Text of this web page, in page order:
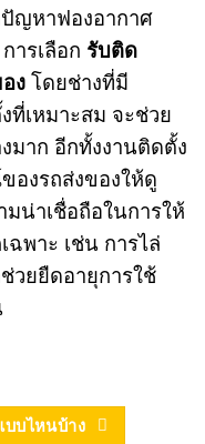
ปัญหาฟองอากาศ
ารเลือก รับติด
ง โดยช่างที่มี
เหมาะสม จะช่วย
มาก อีกทั้งงานติดตั้ง
องรถส่งของให้ดู
มน่าเชื่อถือในการให้
พาะ เช่น การไล่
วยยืดอายุการใช้
บบไหนบ้าง